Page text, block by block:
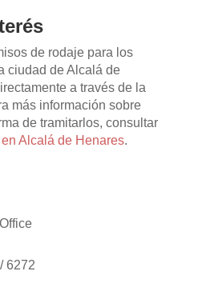
de rodaje para los
ciudad de Alcalá de
a través de la
más información sobre
de tramitarlos, consultar
Alcalá de Henares.
6272